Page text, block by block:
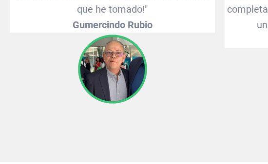
que he tomado!"
Gumercindo Rubio